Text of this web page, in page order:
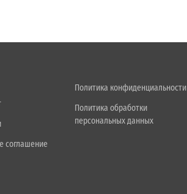
соглашение
Политика конфиденциальности
Политика обработки
персональных данных